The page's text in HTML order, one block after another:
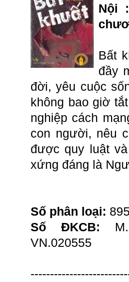
Nội
Bất
đầy
đời, yêu cuộc
không bao giờ
nghiệp cách
con người, nêu
được quy luật
xứng đáng là
Số phân loại:
Số ĐKCB:
VN.020555